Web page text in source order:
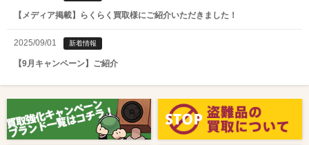
【メディア掲載】らくらく買取様にご紹介いただきました！
2025/09/01 新着情報
【9月キャンペーン】ご紹介
【8月キャンペーン】ご紹介
2024/10/04 新着情報